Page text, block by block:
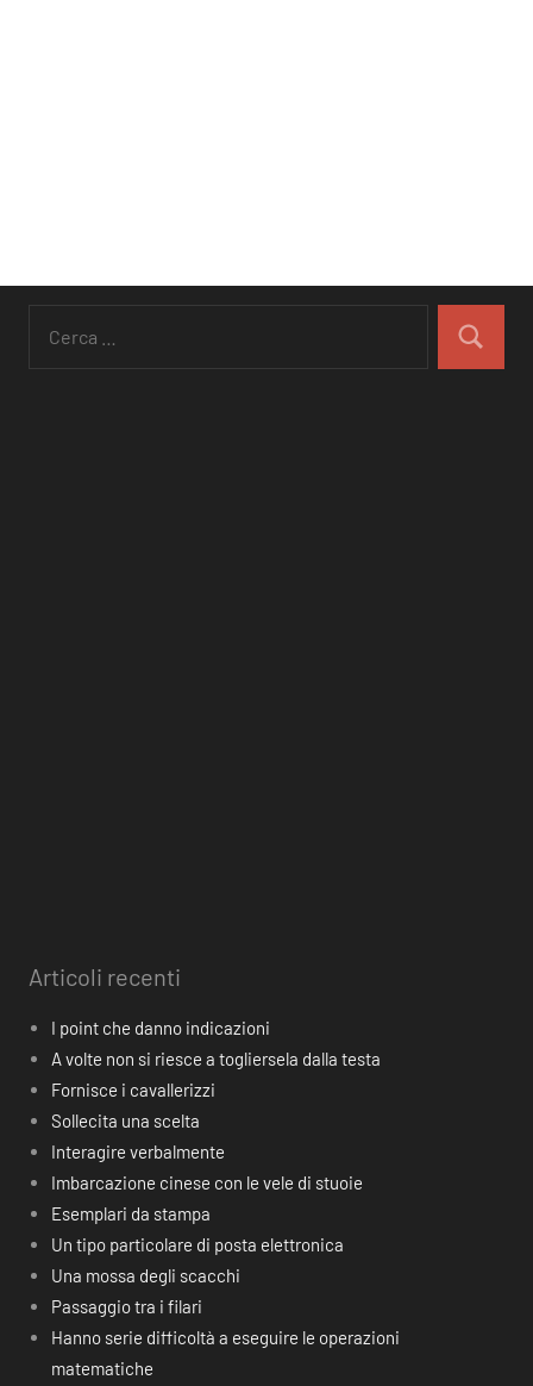
Articoli recenti
I point che danno indicazioni
A volte non si riesce a togliersela dalla testa
Fornisce i cavallerizzi
Sollecita una scelta
Interagire verbalmente
Imbarcazione cinese con le vele di stuoie
Esemplari da stampa
Un tipo particolare di posta elettronica
Una mossa degli scacchi
Passaggio tra i filari
Hanno serie difficoltà a eseguire le operazioni
matematiche